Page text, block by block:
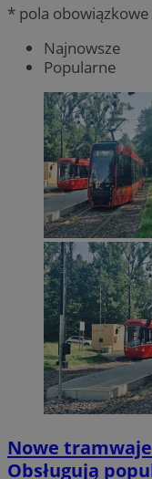
* pola obowiązkowe
Najnowsze
Popularne
Nowe
Obsługują